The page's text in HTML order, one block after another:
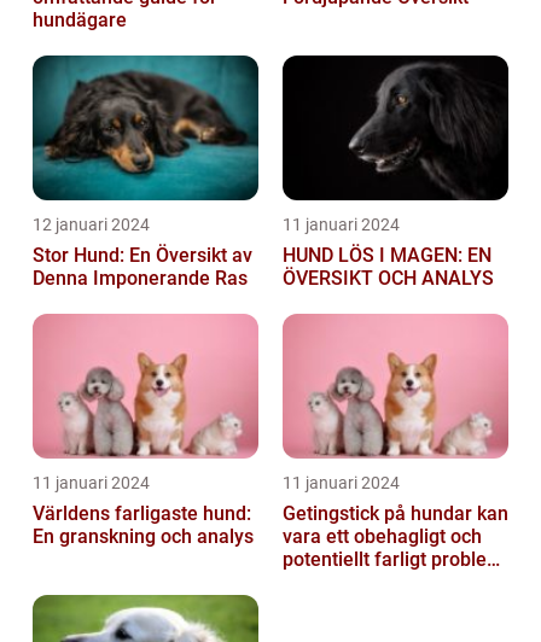
hundägare
12 januari 2024
Stor Hund: En Översikt av
Denna Imponerande Ras
11 januari 2024
HUND LÖS I MAGEN: EN
ÖVERSIKT OCH ANALYS
11 januari 2024
Världens farligaste hund:
En granskning och analys
11 januari 2024
Getingstick på hundar kan
vara ett obehagligt och
potentiellt farligt problem